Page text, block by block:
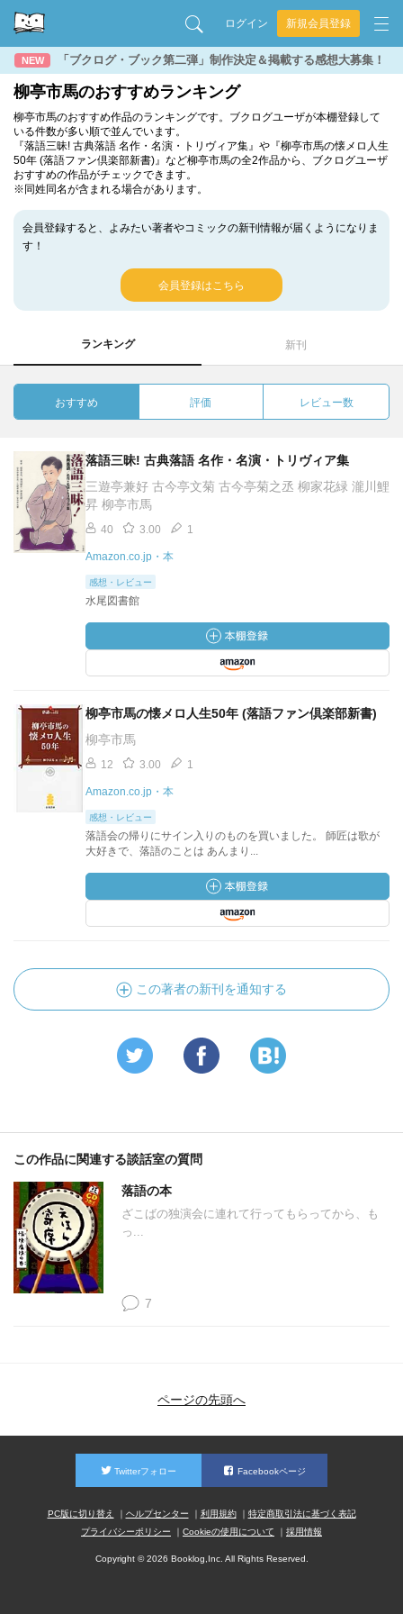
ログイン 新規会員登録
NEW 「ブクログ・ブック第二弾」制作決定＆掲載する感想大募集！
柳亭市馬のおすすめランキング
柳亭市馬のおすすめ作品のランキングです。ブクログユーザが本棚登録して
いる件数が多い順で並んでいます。
『落語三昧! 古典落語 名作・名演・トリヴィア集』や『柳亭市馬の懐メロ人生
50年 (落語ファン倶楽部新書)』など柳亭市馬の全2作品から、ブクログユーザ
おすすめの作品がチェックできます。
※同姓同名が含まれる場合があります。
会員登録すると、よみたい著者やコミックの新刊情報が届くようになりま
す！
会員登録はこちら
ランキング 新刊
おすすめ 評価 レビュー数
落語三昧! 古典落語 名作・名演・トリヴィア集
三遊亭兼好 古今亭文菊 古今亭菊之丞 柳家花緑 瀧川鯉
昇 柳亭市馬
40 3.00 1
Amazon.co.jp・本
感想・レビュー
水尾図書館
柳亭市馬の懐メロ人生50年 (落語ファン倶楽部新書)
柳亭市馬
12 3.00 1
Amazon.co.jp・本
感想・レビュー
落語会の帰りにサイン入りのものを買いました。 師匠は歌が
大好きで、落語のことは あんまり...
この著者の新刊を通知する
この作品に関連する談話室の質問
落語の本
ざこばの独演会に連れて行ってもらってから、も
っ...
7
ページの先頭へ
Twitterフォロー Facebookページ
PC版に切り替え ヘルプセンター 利用規約
特定商取引法に基づく表記
プライバシーポリシー
Cookieの使用について 採用情報
Copyright © 2026 Booklog,Inc. All Rights Reserved.